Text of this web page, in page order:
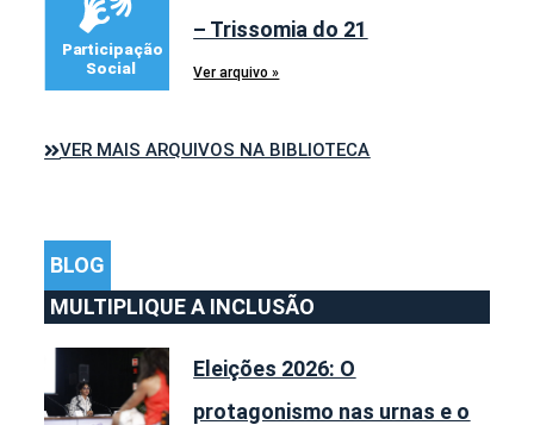
– Trissomia do 21
Ver arquivo »
VER MAIS ARQUIVOS NA BIBLIOTECA
BLOG
MULTIPLIQUE A INCLUSÃO
Eleições 2026: O
protagonismo nas urnas e o